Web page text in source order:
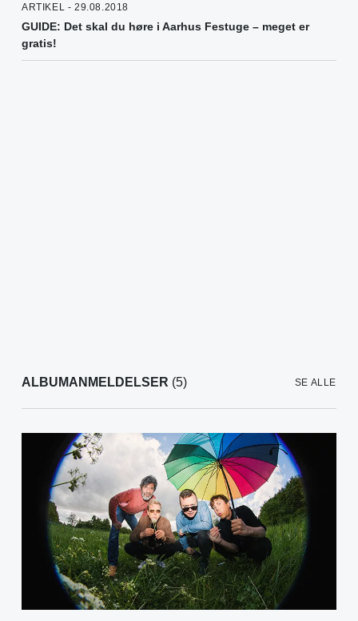
ARTIKEL - 29.08.2018
GUIDE: Det skal du høre i Aarhus Festuge – meget er
gratis!
ALBUMANMELDELSER (5) SE ALLE